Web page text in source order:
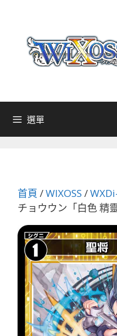
選單
首頁 /WIXOSS /
チョウウン「白色 精